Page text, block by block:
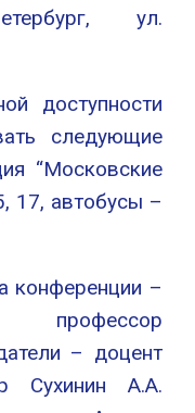
ул.
доступности
следующие
“Московские
17, автобусы –
конференции –
профессор
– доцент
Сухинин А.А.